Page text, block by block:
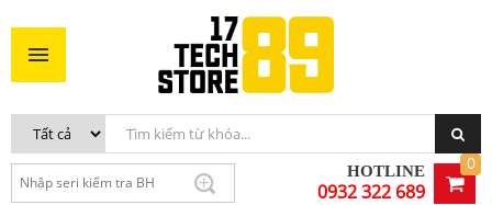
HOTLINE
0932 322 689
0